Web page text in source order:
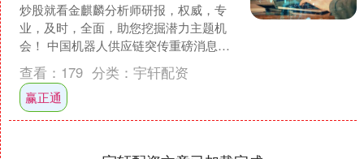
炒股就看金麒麟分析师研报，权威，专
业，及时，全面，助您挖掘潜力主题机
会！ 中国机器人供应链突传重磅消息。
据高盛最新发布的调研报告，中国人形
机器人供应商已启动“....
查看： 179 分类： 宇轩配资
赢正通